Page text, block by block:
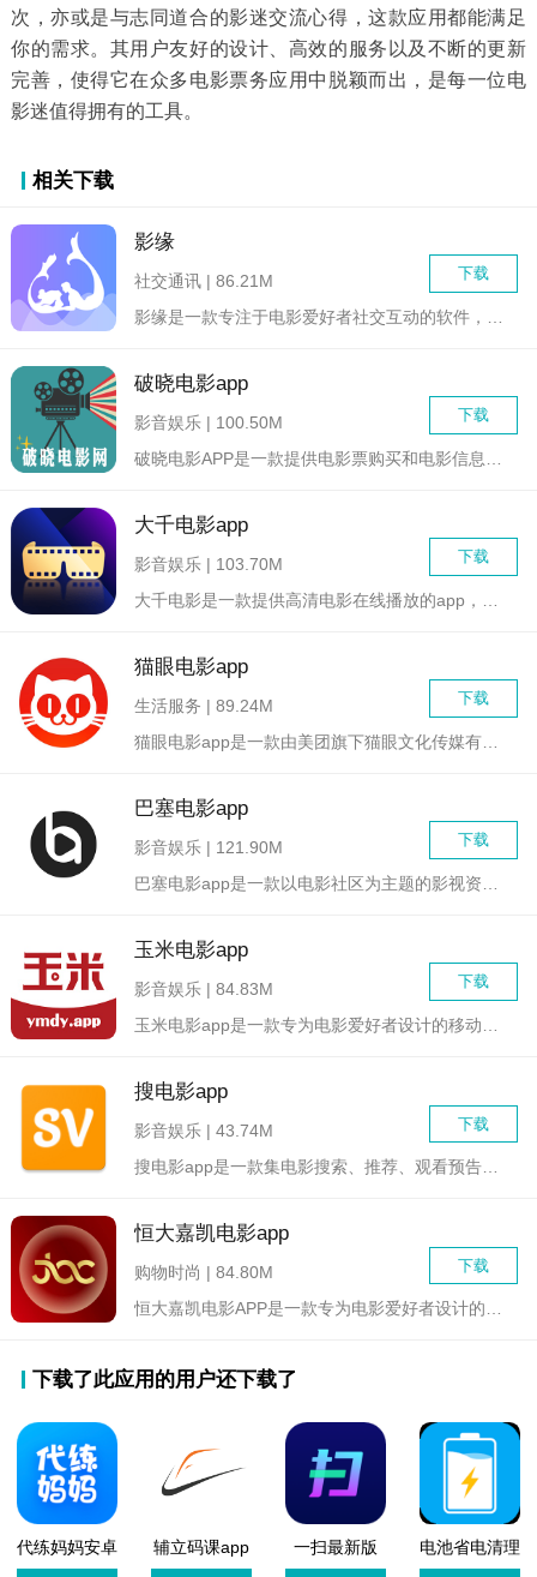
次，亦或是与志同道合的影迷交流心得，这款应用都能满足
你的需求。其用户友好的设计、高效的服务以及不断的更新
完善，使得它在众多电影票务应用中脱颖而出，是每一位电
影迷值得拥有的工具。
相关下载
影缘
下载
社交通讯 | 86.21M
破晓电影app
下载
影音娱乐 | 100.50M
大千电影app
下载
影音娱乐 | 103.70M
猫眼电影app
下载
生活服务 | 89.24M
巴塞电影app
下载
影音娱乐 | 121.90M
玉米电影app
下载
影音娱乐 | 84.83M
搜电影app
下载
影音娱乐 | 43.74M
恒大嘉凯电影app
下载
购物时尚 | 84.80M
下载了此应用的用户还下载了
代练妈妈安卓
辅立码课app
一扫最新版
电池省电清理